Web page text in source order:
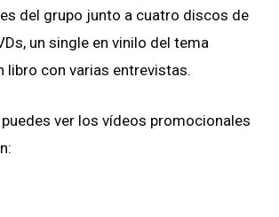
del grupo junto a cuatro discos de
un single en vinilo del tema
libro con varias entrevistas.
ver los vídeos promocionales